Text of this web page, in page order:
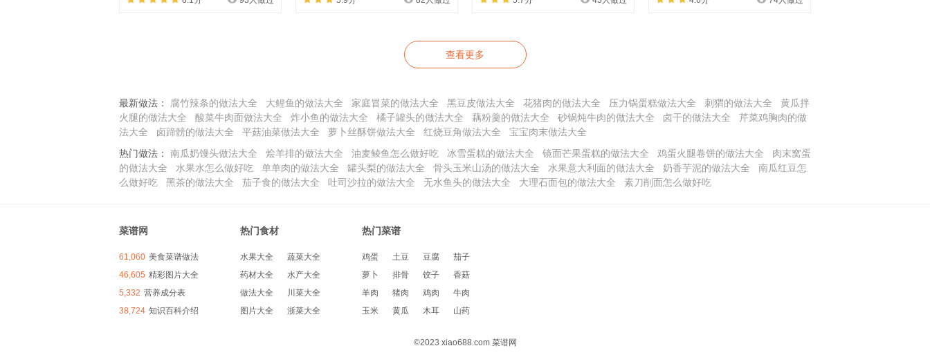
查看更多
最新做法： 腐竹辣条的做法大全 大鲤鱼的做法大全 家庭冒菜的做法大全 黑豆皮做法大全 花猪肉的做法大全 压力锅蛋糕做法大全 刺猬的做法大全
黄瓜拌
火腿的做法大全
酸菜牛肉面做法大全 炸小鱼的做法大全 橘子罐头的做法大全 藕粉羹的做法大全 砂锅炖牛肉的做法大全 卤干的做法大全
芹菜鸡胸肉的做
法大全
卤蹄髈的做法大全 平菇油菜做法大全 萝卜丝酥饼做法大全 红烧豆角做法大全
宝宝肉末做法大全
热门做法：
南瓜奶馒头做法大全 烩羊排的做法大全 油麦鲮鱼怎么做好吃 冰雪蛋糕的做法大全 镜面芒果蛋糕的做法大全 鸡蛋火腿卷饼的做法大全
肉末窝蛋
的做法大全
水果水怎么做好吃 单单肉的做法大全 罐头梨的做法大全 骨头玉米山汤的做法大全 水果意大利面的做法大全 奶香芋泥的做法大全
南瓜红豆怎
么做好吃
黑茶的做法大全 茄子食的做法大全 吐司沙拉的做法大全 无水鱼头的做法大全 大理石面包的做法大全 素刀削面怎么做好吃
菜谱网
61,060 美食菜谱做法
46,605 精彩图片大全
5,332 营养成分表
38,724 知识百科介绍
热门食材
水果大全
药材大全
做法大全
图片大全
蔬菜大全
水产大全
川菜大全
浙菜大全
热门菜谱
鸡蛋
萝卜
羊肉
玉米
土豆
排骨
猪肉
黄瓜
豆腐
饺子
鸡肉
木耳
茄子
香菇
牛肉
山药
©2023 xiao688.com 菜谱网